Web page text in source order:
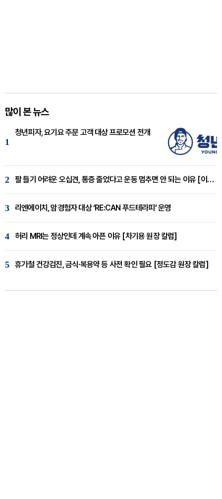
많이 본 뉴스
1
청년피자, 요기요 주문 고객 대상 프로모션 전개
2 팔 들기 어려운 오십견, 통증 줄었다고 운동 멈추면 안 되는 이유 [이병욱 원장 칼럼]
3 리엔에이치, 암경험자 대상 ‘RE:CAN 푸드테라피’ 운영
4 허리 MRI는 정상인데 계속 아픈 이유 [차기용 원장 칼럼]
5 휴가철 건강검진, 금식·복용약 등 사전 확인 필요 [정도감 원장 칼럼]